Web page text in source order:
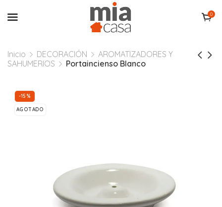
0
Inicio DECORACIÓN
AROMATIZADORES Y
SAHUMERIOS
Portaincienso Blanco
-15%
AGOTADO